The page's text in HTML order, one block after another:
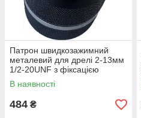
Патрон швидкозажимний
металевий для дрелі 2-13мм
1/2-20UNF з фіксацією
В наявності
484 ₴